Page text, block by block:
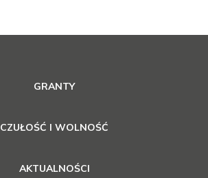
GRANTY
CZUŁOŚĆ I WOLNOŚĆ
AKTUALNOŚCI